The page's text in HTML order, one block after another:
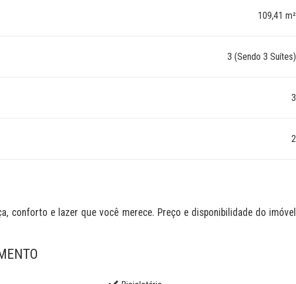
109,41 m²
3 (Sendo 3 Suítes)
3
2
conforto e lazer que você merece. Preço e disponibilidade do imóvel